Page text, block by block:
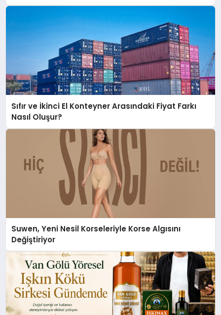
Sıfır ve İkinci El Konteyner Arasındaki Fiyat Farkı
Nasıl Oluşur?
Suwen, Yeni Nesil Korseleriyle Korse Algısını
Değiştiriyor